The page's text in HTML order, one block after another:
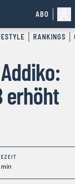
ABO
RANKINGS
erhöht
min